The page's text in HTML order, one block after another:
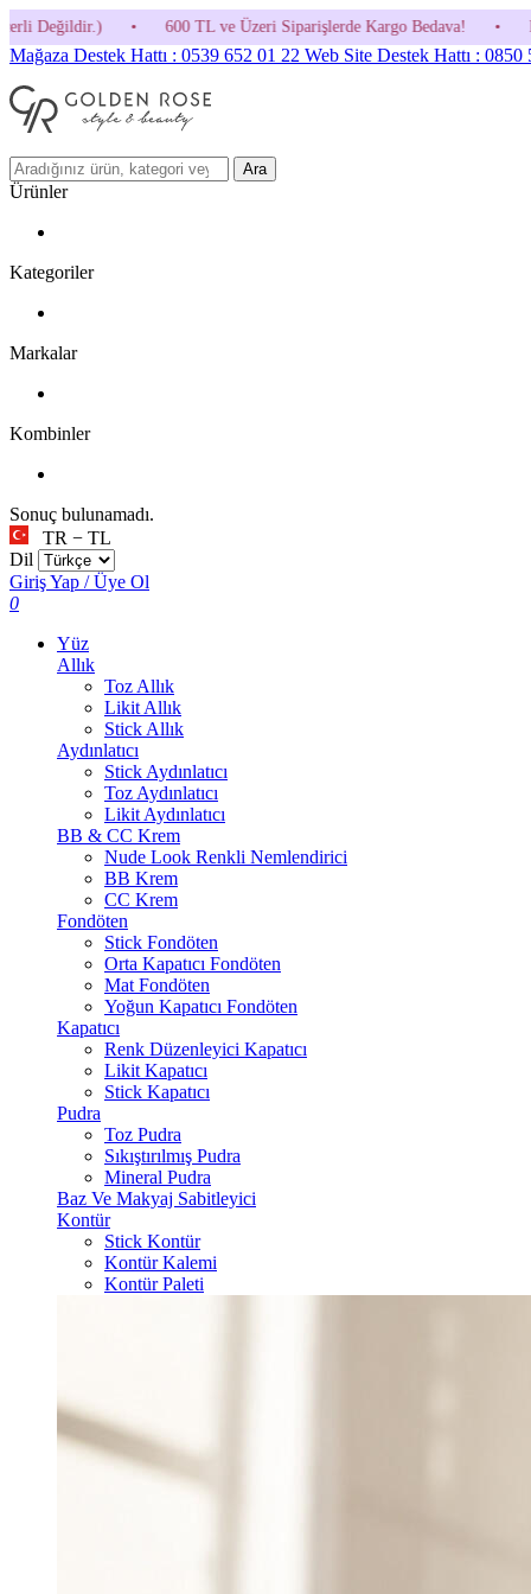
600 TL ve Üzeri Siparişlerde Kargo Bedava! • HOSGELDIN30
Mağaza Destek Hattı : 0539 652 01 22 Web Site Destek Hattı : 0850
Ara
Ürünler
Kategoriler
Markalar
Kombinler
Sonuç bulunamadı.
TR − TL
Dil
Giriş Yap / Üye Ol
0
Yüz
Allık
Toz Allık
Likit Allık
Stick Allık
Aydınlatıcı
Stick Aydınlatıcı
Toz Aydınlatıcı
Likit Aydınlatıcı
BB & CC Krem
Nude Look Renkli Nemlendirici
BB Krem
CC Krem
Fondöten
Stick Fondöten
Orta Kapatıcı Fondöten
Mat Fondöten
Yoğun Kapatıcı Fondöten
Kapatıcı
Renk Düzenleyici Kapatıcı
Likit Kapatıcı
Stick Kapatıcı
Pudra
Toz Pudra
Sıkıştırılmış Pudra
Mineral Pudra
Baz Ve Makyaj Sabitleyici
Kontür
Stick Kontür
Kontür Kalemi
Kontür Paleti